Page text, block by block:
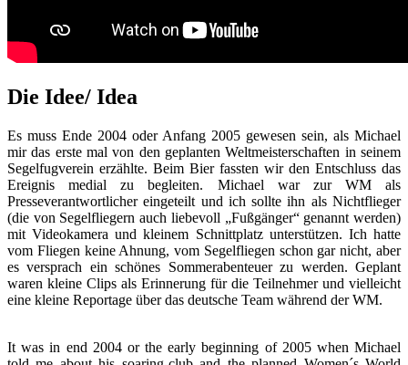
Die Idee/ Idea
Es muss Ende 2004 oder Anfang 2005 gewesen sein, als Michael
mir das erste mal von den geplanten Weltmeisterschaften in seinem
Segelfugverein erzählte. Beim Bier fassten wir den Entschluss das
Ereignis medial zu begleiten. Michael war zur WM als
Presseverantwortlicher eingeteilt und ich sollte ihn als Nichtflieger
(die von Segelfliegern auch liebevoll „Fußgänger“ genannt werden)
mit Videokamera und kleinem Schnittplatz unterstützen. Ich hatte
vom Fliegen keine Ahnung, vom Segelfliegen schon gar nicht, aber
es versprach ein schönes Sommerabenteuer zu werden. Geplant
waren kleine Clips als Erinnerung für die Teilnehmer und vielleicht
eine kleine Reportage über das deutsche Team während der WM.
It was in end 2004 or the early beginning of 2005 when Michael